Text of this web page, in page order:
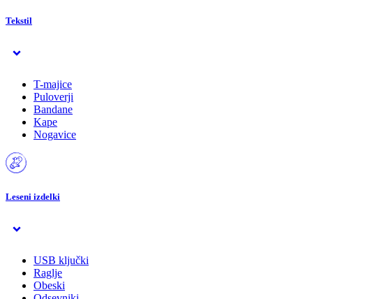
Tekstil
T-majice
Puloverji
Bandane
Kape
Nogavice
Leseni izdelki
USB ključki
Raglje
Obeski